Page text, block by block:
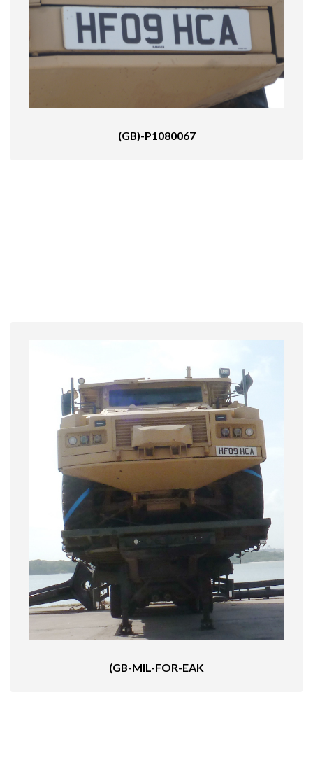
(GB)-P1080067
(GB-MIL-FOR-EAK